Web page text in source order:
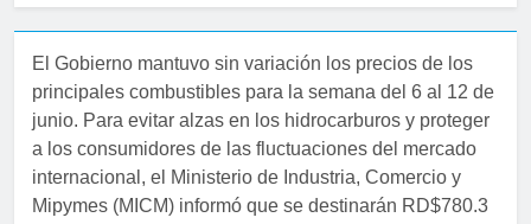
El Gobierno mantuvo sin variación los precios de los
principales combustibles para la semana del 6 al 12 de
junio. Para evitar alzas en los hidrocarburos y proteger
a los consumidores de las fluctuaciones del mercado
internacional, el Ministerio de Industria, Comercio y
Mipymes (MICM) informó que se destinarán RD$780.3